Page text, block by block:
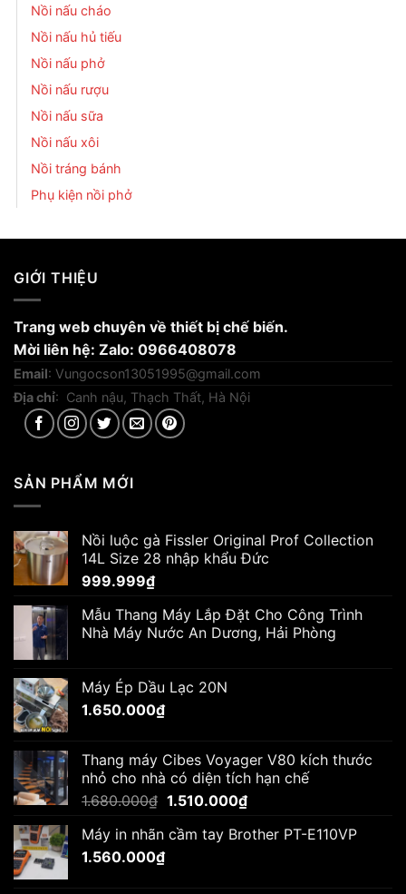
Nồi nấu cháo
Nồi nấu hủ tiếu
Nồi nấu phở
Nồi nấu rượu
Nồi nấu sữa
Nồi nấu xôi
Nồi tráng bánh
Phụ kiện nồi phở
GIỚI THIỆU
Trang web chuyên về thiết bị chế biến.
Mời liên hệ: Zalo: 0966408078
Email: Vungocson13051995@gmail.com
Địa chỉ: Canh nậu, Thạch Thất, Hà Nội
SẢN PHẨM MỚI
Nồi luộc gà Fissler Original Prof Collection
14L Size 28 nhập khẩu Đức
999.999₫
Mẫu Thang Máy Lắp Đặt Cho Công Trình
Nhà Máy Nước An Dương, Hải Phòng
Máy Ép Dầu Lạc 20N
1.650.000₫
Thang máy Cibes Voyager V80 kích thước
nhỏ cho nhà có diện tích hạn chế
1.680.000₫ Giá
là:
1.510.000₫Giá
tại
Máy in nhãn cầm tay Brother PT-E110VP
1.560.000₫